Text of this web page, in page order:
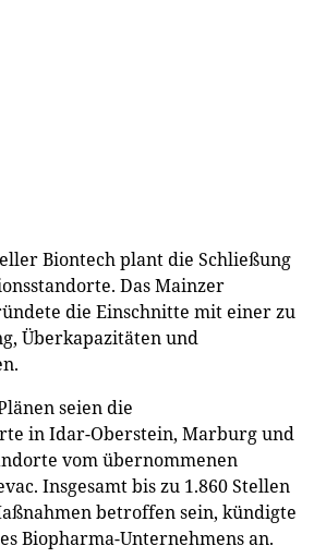
Biontech plant die Schließung
Das Mainzer
die Einschnitte mit einer zu
Überkapazitäten und
seien die
in Idar-Oberstein, Marburg und
vom übernommenen
Insgesamt bis zu 1.860 Stellen
betroffen sein, kündigte
Biopharma-Unternehmens an.